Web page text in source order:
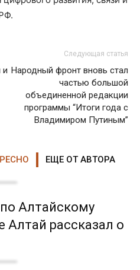
и
Следующая статья
Народный фронт вновь стал
частью большой
объединенной редакции
программы “Итоги года с
Владимиром Путиным”
ЕЩЕ ОТ АВТОРА
Алтайскому
Алтай рассказал о